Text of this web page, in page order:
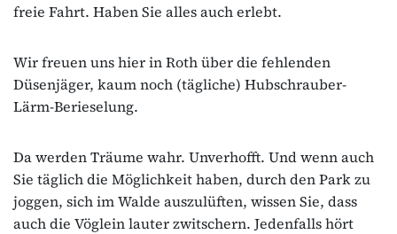
freie Fahrt. Haben Sie alles auch erlebt.
Wir freuen uns hier in Roth über die fehlenden
Düsenjäger, kaum noch (tägliche) Hubschrauber-
Lärm-Berieselung.
Da werden Träume wahr. Unverhofft. Und wenn auch
Sie täglich die Möglichkeit haben, durch den Park zu
joggen, sich im Walde auszulüften, wissen Sie, dass
auch die Vöglein lauter zwitschern. Jedenfalls hört